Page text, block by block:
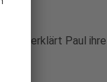
erklärt Paul